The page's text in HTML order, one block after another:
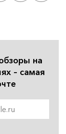
на
– самая